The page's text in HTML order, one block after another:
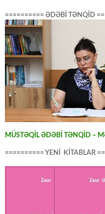
========== ƏDƏBİ TƏNQİD
MÜSTƏQİL ƏDƏBİ TƏNQİD –
========== YENİ KİTABLAR